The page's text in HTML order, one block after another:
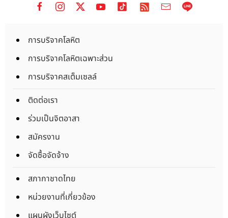
การบริจาคโลหิต
การบริจาคโลหิตเฉพาะส่วน
การบริจาคสเต็มเซลล์
ติดต่อเรา
ร่วมเป็นจิตอาสา
สมัครงาน
จัดซื้อจัดจ้าง
สภากาชาดไทย
หน่วยงานที่เกี่ยวข้อง
แผนผังเว็บไซต์